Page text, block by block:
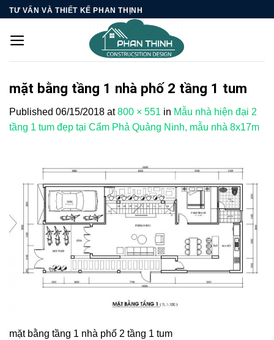
Skip
content
TƯ VẤN VÀ THIẾT KẾ PHAN THỊNH
mặt bằng tầng 1 nhà phố 2 tầng 1 tum
Published 06/15/2018 at800 × 551 in Mẫu nhà hiện đại 2
tầng 1 tum đẹp tại Cẩm Phả Quảng Ninh, mẫu nhà 8x17m
mặt bằng tầng 1 nhà phố 2 tầng 1 tum